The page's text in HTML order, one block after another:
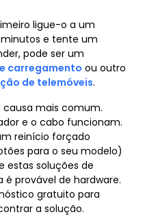
ligue-o a um
e tente um
pode ser um
carregamento ou outro
de telemóveis.
causa mais comum.
e o cabo funcionam.
reinício forçado
para o seu modelo)
estas soluções de
provável de hardware.
gratuito para
a solução.